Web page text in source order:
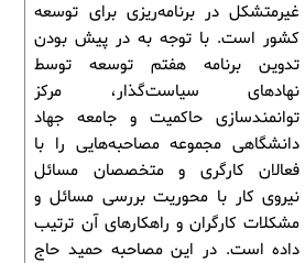
غیرمتشکل در برنامه‌ریزی برای توسعه
کشور است. با توجه به در پیش بودن
تدوین برنامه هفتم توسعه توسط
نهادهای سیاست‌گذار، مرکز
توانمندسازی حاکمیت و جامعه جهاد
دانشگاهی مجموعه مصاحبه‌هایی را با
فعالان کارگری و متخصصان مسائل
نیروی کار با محوریت بررسی مسائل و
مشکلات کارگران و راهکارهای آن ترتیب
داده است. در این مصاحبه حمید حاج